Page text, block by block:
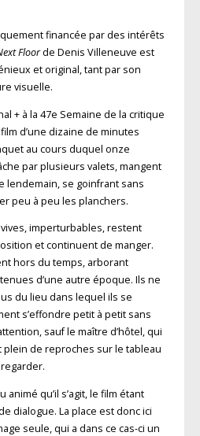
financée par des intérêts
Floorde Denis Villeneuve est
et original, tant par son
visuelle.
+ à la 47e Semaine de la critique
d’une dizaine de minutes
au cours duquel onze
par plusieurs valets, mangent
lendemain, se goinfrant sans
peu à peu les planchers.
imperturbables, restent
et continuent de manger.
hors du temps, arborant
d’une autre époque. Ils ne
du lieu dans lequel ils se
s’effondre petit à petit sans
sauf le maître d’hôtel, qui
de reproches sur le tableau
animé qu’il s’agit, le film étant
dialogue. La place est donc ici
seule, qui a dans ce cas-ci un